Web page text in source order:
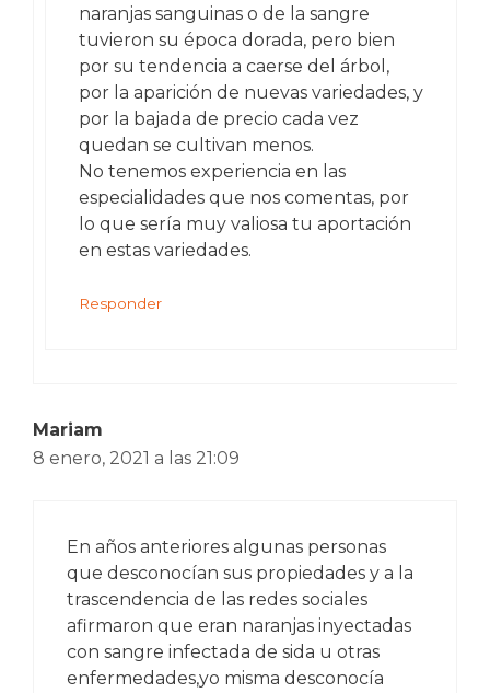
naranjas sanguinas o de la sangre
tuvieron su época dorada, pero bien
por su tendencia a caerse del árbol,
por la aparición de nuevas variedades, y
por la bajada de precio cada vez
quedan se cultivan menos.
No tenemos experiencia en las
especialidades que nos comentas, por
lo que sería muy valiosa tu aportación
en estas variedades.
Responder
Mariam
8 enero, 2021 a las 21:09
En años anteriores algunas personas
que desconocían sus propiedades y a la
trascendencia de las redes sociales
afirmaron que eran naranjas inyectadas
con sangre infectada de sida u otras
enfermedades,yo misma desconocía